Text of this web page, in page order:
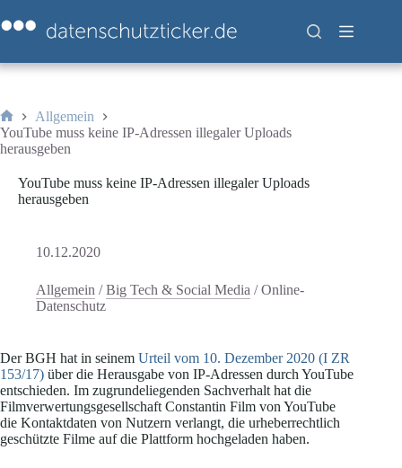
Inhalt
springen
Start
Allgemein
YouTube muss keine IP-Adressen illegaler Uploads
herausgeben
YouTube muss keine IP-Adressen illegaler Uploads
herausgeben
10.12.2020
Allgemein /Big Tech & Social Media /Online-
Datenschutz
Der BGH hat in seinem Urteil vom 10. Dezember 2020 (I ZR
153/17) über die Herausgabe von IP-Adressen durch YouTube
entschieden. Im zugrundeliegenden Sachverhalt hat die
Filmverwertungsgesellschaft Constantin Film von YouTube
die Kontaktdaten von Nutzern verlangt, die urheberrechtlich
geschützte Filme auf die Plattform hochgeladen haben.